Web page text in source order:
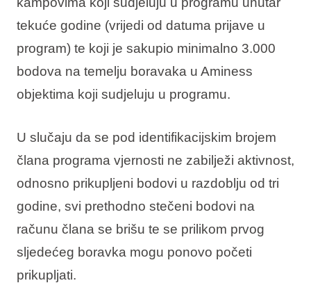
tekuće godine (vrijedi od datuma prijave u
program) te koji je sakupio minimalno 3.000
bodova na temelju boravaka u Aminess
objektima koji sudjeluju u programu.
U slučaju da se pod identifikacijskim brojem
člana programa vjernosti ne zabilježi aktivnost,
odnosno prikupljeni bodovi u razdoblju od tri
godine, svi prethodno stečeni bodovi na
računu člana se brišu te se prilikom prvog
sljedećeg boravka mogu ponovo početi
prikupljati.